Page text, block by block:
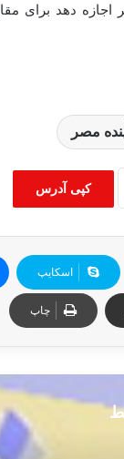
دهد برای
مصر
کپی آدرس
اسکایپ
چاپ